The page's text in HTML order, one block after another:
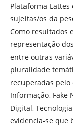
Plataforma
sujeitas/os da
Como resultados
representação
entre outras
pluralidade
recuperadas
Informação, Fake
Digital,
evidencia-se que